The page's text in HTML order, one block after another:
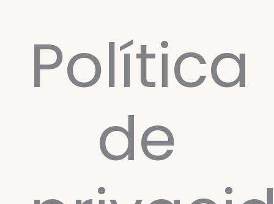
contenidoPolítica
de